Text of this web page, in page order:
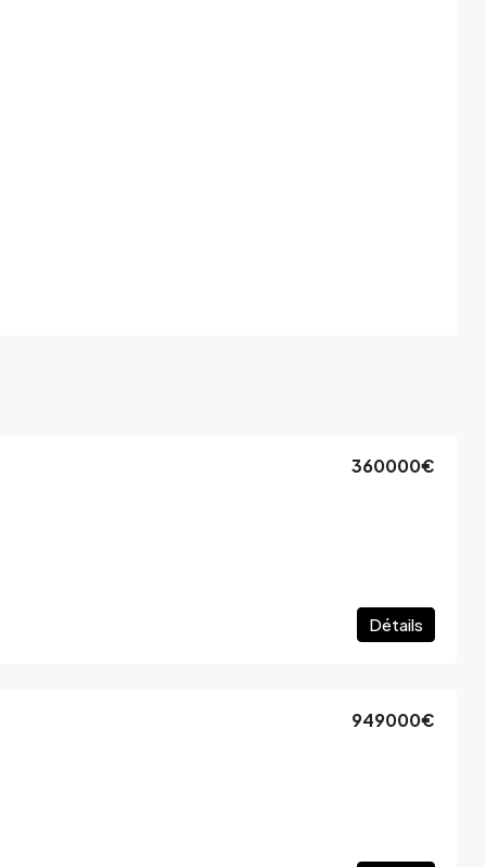
360000€
Détails
949000€